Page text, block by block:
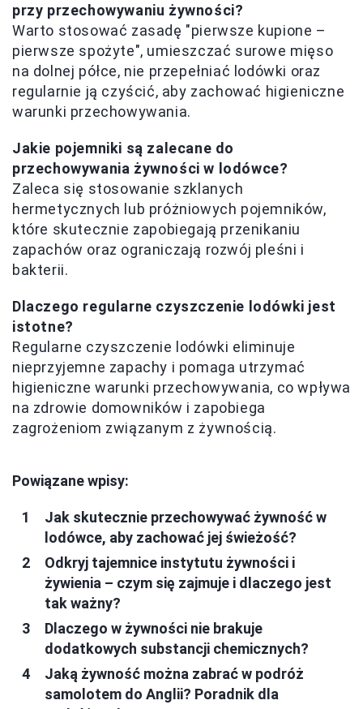
przy przechowywaniu żywności?
Warto stosować zasadę "pierwsze kupione –
pierwsze spożyte", umieszczać surowe mięso
na dolnej półce, nie przepełniać lodówki oraz
regularnie ją czyścić, aby zachować higieniczne
warunki przechowywania.
Jakie pojemniki są zalecane do
przechowywania żywności w lodówce?
Zaleca się stosowanie szklanych
hermetycznych lub próżniowych pojemników,
które skutecznie zapobiegają przenikaniu
zapachów oraz ograniczają rozwój pleśni i
bakterii.
Dlaczego regularne czyszczenie lodówki jest
istotne?
Regularne czyszczenie lodówki eliminuje
nieprzyjemne zapachy i pomaga utrzymać
higieniczne warunki przechowywania, co wpływa
na zdrowie domowników i zapobiega
zagrożeniom związanym z żywnością.
Powiązane wpisy:
Jak skutecznie przechowywać żywność w
lodówce, aby zachować jej świeżość?
Odkryj tajemnice instytutu żywności i
żywienia – czym się zajmuje i dlaczego jest
tak ważny?
Dlaczego w żywności nie brakuje
dodatkowych substancji chemicznych?
Jaką żywność można zabrać w podróż
samolotem do Anglii? Poradnik dla